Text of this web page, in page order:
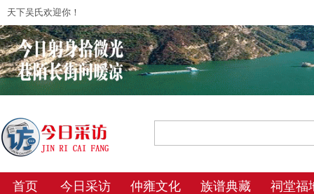
天下吴氏欢迎你！
2026年8月8日 7:06 星期六 农历丙午年(马)
首页 今日采访 仲雍文化 族谱典藏 祠堂福